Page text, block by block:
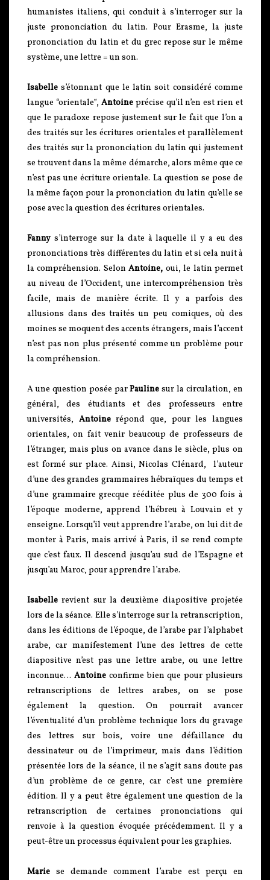
humanistes italiens, qui conduit à s’interroger sur la
juste prononciation du latin. Pour Erasme, la juste
prononciation du latin et du grec repose sur le même
système, une lettre = un son.
Isabelle s’étonnant que le latin soit considéré comme
langue “orientale”, Antoineprécise qu’il n’en est rien et
que le paradoxe repose justement sur le fait que l’on a
des traités sur les écritures orientales et parallèlement
des traités sur la prononciation du latin qui justement
se trouvent dans la même démarche, alors même que ce
n’est pas une écriture orientale. La question se pose de
la même façon pour la prononciation du latin qu’elle se
pose avec la question des écritures orientales.
Fanny s’interroge sur la date à laquelle il y a eu des
prononciations très différentes du latin et si cela nuit à
la compréhension. SelonAntoine, oui, le latin permet
au niveau de l’Occident, une intercompréhension très
facile, mais de manière écrite. Il y a parfois des
allusions dans des traités un peu comiques, où des
moines se moquent des accents étrangers, mais l’accent
n’est pas non plus présenté comme un problème pour
la compréhension.
A une question posée parPauline sur la circulation, en
général, des étudiants et des professeurs entre
universités, Antoinerépond que, pour les langues
orientales, on fait venir beaucoup de professeurs de
l’étranger, mais plus on avance dans le siècle, plus on
est formé sur place. Ainsi, Nicolas Clénard, l’auteur
d’une des grandes grammaires hébraïques du temps et
d’une grammaire grecque rééditée plus de 300 fois à
l’époque moderne, apprend l’hébreu à Louvain et y
enseigne. Lorsqu’il veut apprendre l’arabe, on lui dit de
monter à Paris, mais arrivé à Paris, il se rend compte
que c’est faux. Il descend jusqu’au sud de l’Espagne et
jusqu’au Maroc, pour apprendre l’arabe.
Isabelle revient sur la deuxième diapositive projetée
lors de la séance. Elle s’interroge sur la retranscription,
dans les éditions de l’époque, de l’arabe par l’alphabet
arabe, car manifestement l’une des lettres de cette
diapositive n’est pas une lettre arabe, ou une lettre
inconnue… Antoineconfirme bien que pour plusieurs
retranscriptions de lettres arabes, on se pose
également la question. On pourrait avancer
l’éventualité d’un problème technique lors du gravage
des lettres sur bois, voire une défaillance du
dessinateur ou de l’imprimeur, mais dans l’édition
présentée lors de la séance, il ne s’agit sans doute pas
d’un problème de ce genre, car c’est une première
édition. Il y a peut être également une question de la
retranscription de certaines prononciations qui
renvoie à la question évoquée précédemment. Il y a
peut-être un processus équivalent pour les graphies.
Marie se demande comment l’arabe est perçu en